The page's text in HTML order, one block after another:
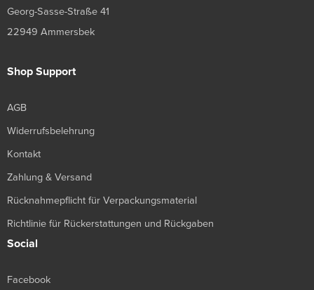
Georg-Sasse-Straße 41
22949 Ammersbek
Shop Support
AGB
Widerrufsbelehrung
Kontakt
Zahlung & Versand
Rücknahmepflicht für Verpackungsmaterial
Richtlinie für Rückerstattungen und Rückgaben
Social
Facebook